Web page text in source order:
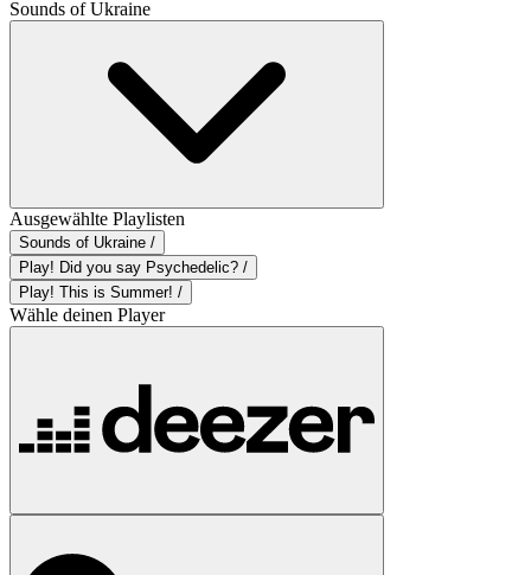
Sounds of Ukraine
Ausgewählte Playlisten
Sounds of Ukraine /
Play! Did you say Psychedelic? /
Play! This is Summer! /
Wähle deinen Player